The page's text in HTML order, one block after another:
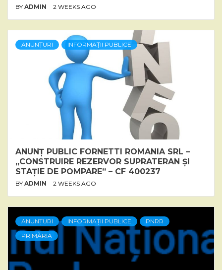
BY ADMIN 2 WEEKS AGO
ANUNȚURI INFORMAȚII PUBLICE
ANUNȚ PUBLIC FORNETTI ROMANIA SRL –
„CONSTRUIRE REZERVOR SUPRATERAN ȘI
STAȚIE DE POMPARE” – CF 400237
BY ADMIN 2 WEEKS AGO
ANUNȚURI INFORMAȚII PUBLICE
PNRR
PRIMĂRIA